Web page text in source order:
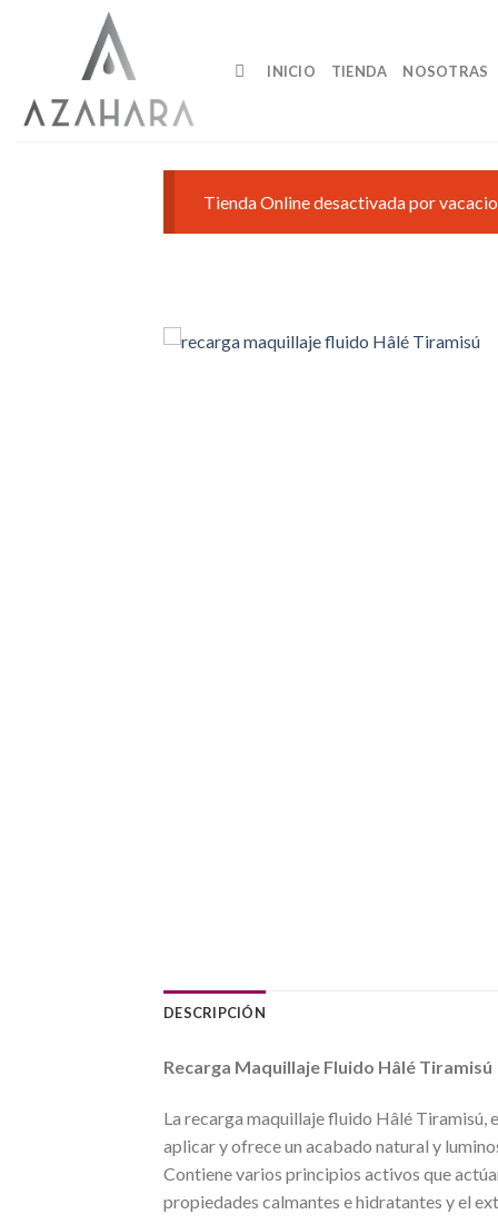
INICIO TIENDA NOSOTRAS
Tienda Online desactivada por
DESCRIPCIÓN
Recarga Maquillaje Fluido Hâlé Tiramisú
La recarga maquillaje fluido Hâlé Tiramisú,
aplicar y ofrece un acabado natural y
Contiene varios principios activos que
propiedades calmantes e hidratantes y el